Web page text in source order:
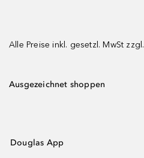
Alle Preise inkl. gesetzl. MwSt zzgl.
Ausgezeichnet shoppen
Douglas App